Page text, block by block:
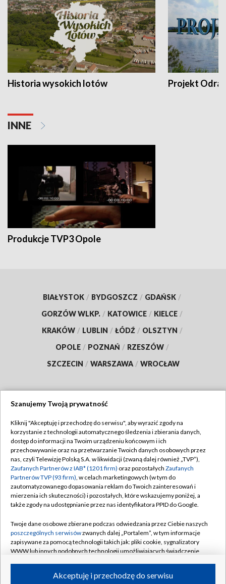
Historia wysokich lotów Projekt Odra
INNE
Produkcje TVP3 Opole
BIAŁYSTOK / BYDGOSZCZ / GDAŃSK /
GORZÓW WLKP. / KATOWICE / KIELCE /
KRAKÓW / LUBLIN / ŁÓDŹ / OLSZTYN /
OPOLE / POZNAŃ / RZESZÓW /
SZCZECIN / WARSZAWA / WROCŁAW
TVP
Abonament TVP
Emisja w TVP
Centrum informacji TVP
Naziemna Telewizja Cyfrowa
Rada Programowa
System NOS
Informacje o nadawcy
Program dla prasy
Regulamin TVP
Polityka prywatności
Moje zgody
Pomoc
Kontakt
Kanały
Szanujemy Twoją prywatność
Kliknij "Akceptuję i przechodzę do serwisu", aby wyrazić zgody na
korzystanie z technologii automatycznego śledzenia i zbierania danych,
dostęp do informacji na Twoim urządzeniu końcowym i ich
przechowywanie oraz na przetwarzanie Twoich danych osobowych przez
nas, czyli Telewizję Polską S.A. w likwidacji (zwaną dalej również „TVP”),
Zaufanych Partnerów z IAB* (1201 firm) oraz pozostałych Zaufanych
Partnerów TVP (93 firm), w celach marketingowych (w tym do
zautomatyzowanego dopasowania reklam do Twoich zainteresowań i
mierzenia ich skuteczności) i pozostałych, które wskazujemy poniżej, a
także zgody na udostępnianie przez nas identyfikatora PPID do Google.
Twoje dane osobowe zbierane podczas odwiedzania przez Ciebie naszych
poszczególnych serwisówzwanych dalej „Portalem”, w tym informacje
zapisywane za pomocą technologii takich jak: pliki cookie, sygnalizatory
WWW lub innych podobnych technologii umożliwiających świadczenie
ruchu w Internecie.Akceptuję i przechodzę do serwisu